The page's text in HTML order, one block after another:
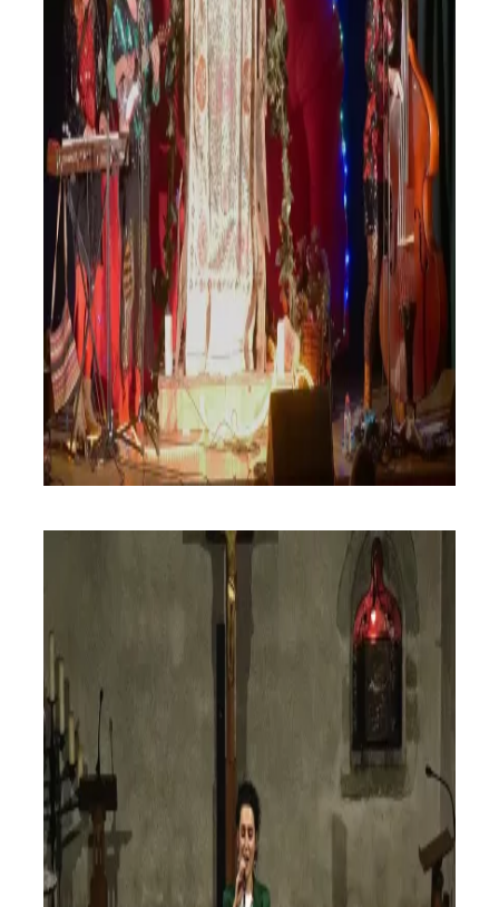
Les Fidji Phoenix Sisters en toute
liberté à Montagny
Saison 2024/2025